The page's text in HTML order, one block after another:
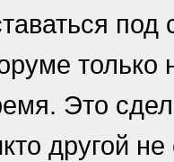
только
Это
другой